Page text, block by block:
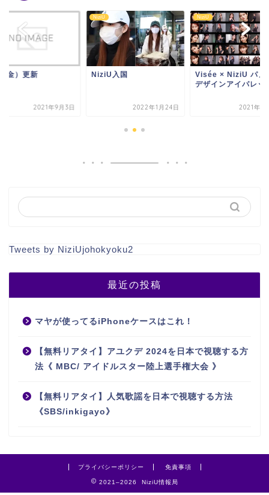
金）更新
2021年9月3日
NiziU
NiziU入国
2022年1月24日
NiziU
Visée × NiziU パノ
デザインアイパレッ
2021年11
Tweets by NiziUjohokyoku2
最近の投稿
マヤが使ってるiPhoneケースはこれ！
【無料リアタイ】アユクデ 2024を日本で視聴する方
法《 MBC/ アイドルスター陸上選手権大会 》
【無料リアタイ】人気歌謡を日本で視聴する方法
《SBS/inkigayo》
プライバシーポリシー 免責事項
2021–2026 NiziU情報局